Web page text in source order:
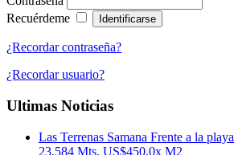
Recuérdeme
¿Recordar contraseña?
¿Recordar usuario?
Ultimas Noticias
Las Terrenas Samana Frente a la playa
23,584 Mts. US$450.0x M2